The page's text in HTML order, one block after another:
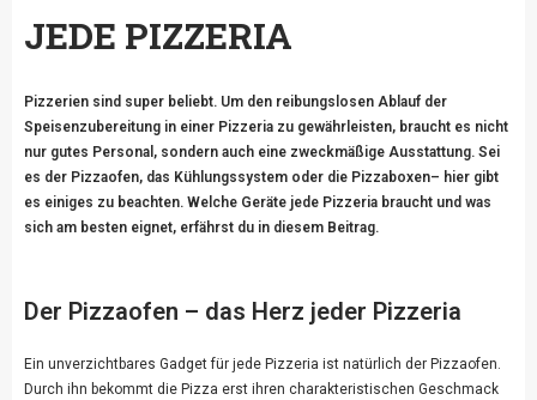
JEDE PIZZERIA
Pizzerien sind super beliebt. Um den reibungslosen Ablauf der
Speisenzubereitung in einer Pizzeria zu gewährleisten, braucht es nicht
nur gutes Personal, sondern auch eine zweckmäßige Ausstattung. Sei
es der Pizzaofen, das Kühlungssystem oder die Pizzaboxen– hier gibt
es einiges zu beachten. Welche Geräte jede Pizzeria braucht und was
sich am besten eignet, erfährst du in diesem Beitrag.
Der Pizzaofen – das Herz jeder Pizzeria
Ein unverzichtbares Gadget für jede Pizzeria ist natürlich der Pizzaofen.
Durch ihn bekommt die Pizza erst ihren charakteristischen Geschmack